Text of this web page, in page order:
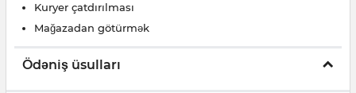
Kuryer çatdırılması
Mağazadan götürmək
Ödəniş üsulları